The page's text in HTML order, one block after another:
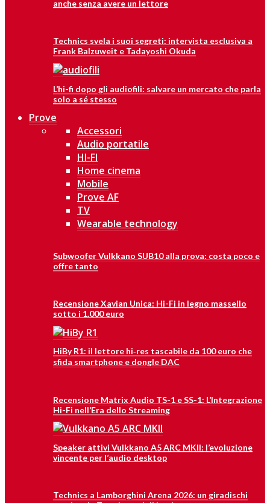
anche senza avere un lettore
Technics svela i suoi segreti: intervista esclusiva a
Frank Balzuweit e Tadayoshi Okuda
L’hi-fi dopo gli audiofili: salvare un mercato che parla
solo a sé stesso
Prove
Accessori
Audio portatile
HI-FI
Home cinema
Mobile
Prove AF
TV
Wearable technology
Subwoofer Vulkkano SUB10 alla prova: costa poco e
offre tanto
Recensione Xavian Unica: Hi-Fi in legno massello
sotto i 1.000 euro
HiBy R1: il lettore hi‑res tascabile da 100 euro che
sfida smartphone e dongle DAC
Recensione Matrix Audio TS-1 e SS-1: L’Integrazione
Hi-Fi nell’Era dello Streaming
Speaker attivi Vulkkano A5 ARC MKII: l’evoluzione
vincente per l’audio desktop
Technics a Lamborghini Arena 2026: un giradischi